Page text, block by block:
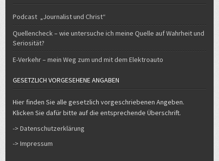
Podcast „Journalist und Christ“
Quellencheck – wie untersuche ich meine Quelle auf Wahrheit und
Seriosität?
E-Verkehr – mein Weg zum und mit dem Elektroauto
GESETZLICH VORGESEHENE ANGABEN
Hier finden Sie alle gesetzlich vorgeschriebenen Angeben.
Klicken Sie dafür bitte auf die entsprechende Überschrift.
-> Datenschutzerklärung
-> Impressum